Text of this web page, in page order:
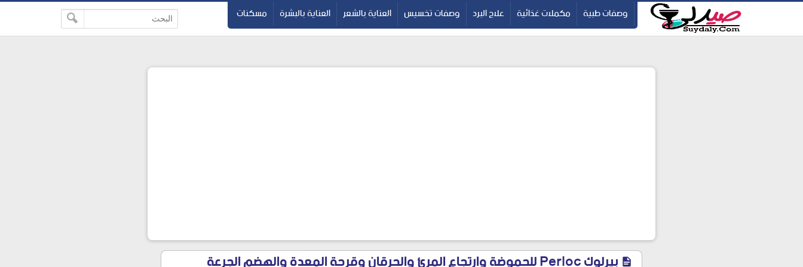
-->
google-site-verification=pbBDctPvwZJkSEHg2-vmZ_yu86_9u3jQJgGN9H2FF9w
وصفات طبية مكملات غذائية علاج البرد وصفات تخسيس العناية بالشعر العناية بالبشرة مسكنات